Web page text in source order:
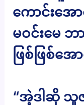
ကောင်းအော
မဝင်းမေ ဘ
ဖြစ်ဖြစ်အ
“အဲ့ဒါဆို သူဇ